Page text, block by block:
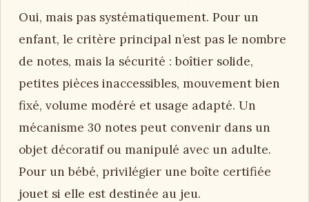
Oui, mais pas systématiquement. Pour un
enfant, le critère principal n’est pas le nombre
de notes, mais la sécurité : boîtier solide,
petites pièces inaccessibles, mouvement bien
fixé, volume modéré et usage adapté. Un
mécanisme 30 notes peut convenir dans un
objet décoratif ou manipulé avec un adulte.
Pour un bébé, privilégier une boîte certifiée
jouet si elle est destinée au jeu.